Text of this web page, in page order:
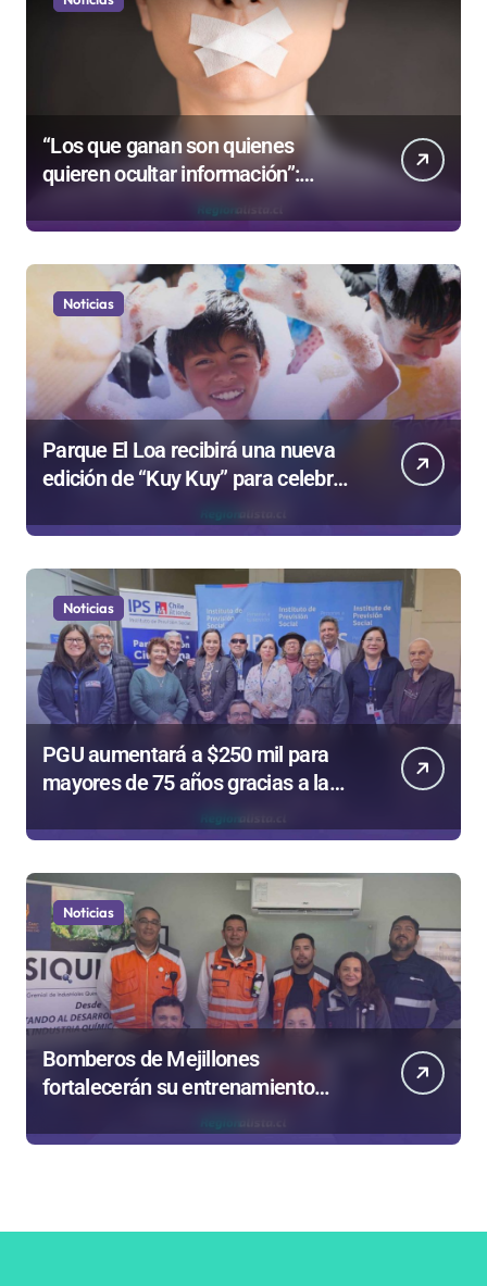
“Los que ganan son quienes
quieren ocultar información”:
Colegio de Periodistas cuestiona la
“Ley Mordaza 2.0”
Noticias
Parque El Loa recibirá una nueva
edición de “Kuy Kuy” para celebrar
Noticias
PGU aumentará a $250 mil para
mayores de 75 años gracias a la
reforma aprobada el 2025
Noticias
Bomberos de Mejillones
fortalecerán su entrenamiento
para enfrentar emergencias
complejas